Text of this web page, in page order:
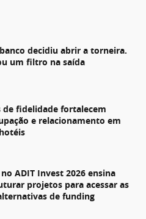
decidiu abrir a torneira.
um filtro na saída
de fidelidade fortalecem
e relacionamento em
ADIT Invest 2026 ensina
projetos para acessar as
de funding